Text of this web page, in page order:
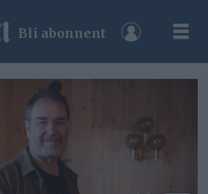
Bli abonnent